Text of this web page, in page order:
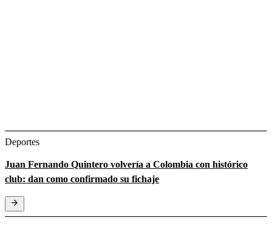
Deportes
Juan Fernando Quintero volvería a Colombia con histórico
club: dan como confirmado su fichaje